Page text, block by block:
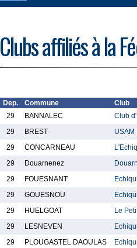
Clubs affiliés à la
Dep. Commune Club
29
BANNALEC Club
29
BREST USAM
29
CONCARNEAU
29
Douarnenez
29
FOUESNANT
29
GOUESNOU
29
HUELGOAT Le
29
LESNEVEN
29
PLOUGASTEL DAOULAS